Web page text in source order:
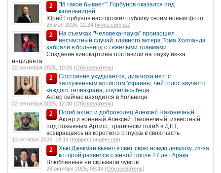
2
"И такое бывает": Горбунов оказался под
капельницей
Юрий Горбунов насторожил публику своим новым фото.
26 мая 2026, 22:34 (ivona.com.ua)
2
На съемках "Человека-паука" произошел
несчастный случай: главного актера Тома Холланда
забрали в больницу с тяжелыми травмами
Создание кинокартины поставили на паузу из-за
инцидента
22 сентября 2025, 10:28 (Обозреватель)
2
Состояние ухудшается, диагноза нет: с
заслуженным артистом Украины, чей голос звучал с
каждого телеэкрана, случилась беда
Актер сейчас находится в больнице
22 сентября 2025, 12:40 (Обозреватель)
2
Погиб актер и доброволец Алексей Наконечный
Актёр и военный Алексей Наконечный, известный
под позывным Артист, трагически погиб в ДТП,
возвращаясь из короткого отпуска в свою часть.
13 октября 2025, 18:14 (Корреспондент.net)
2
Хью Джекман вывел в свет свою новую девушку, из-за
которой развелся с женой после 27 лет брака.
Влюбленные не скрывали чувств
28 октября 2025, 09:43 (Обозреватель)